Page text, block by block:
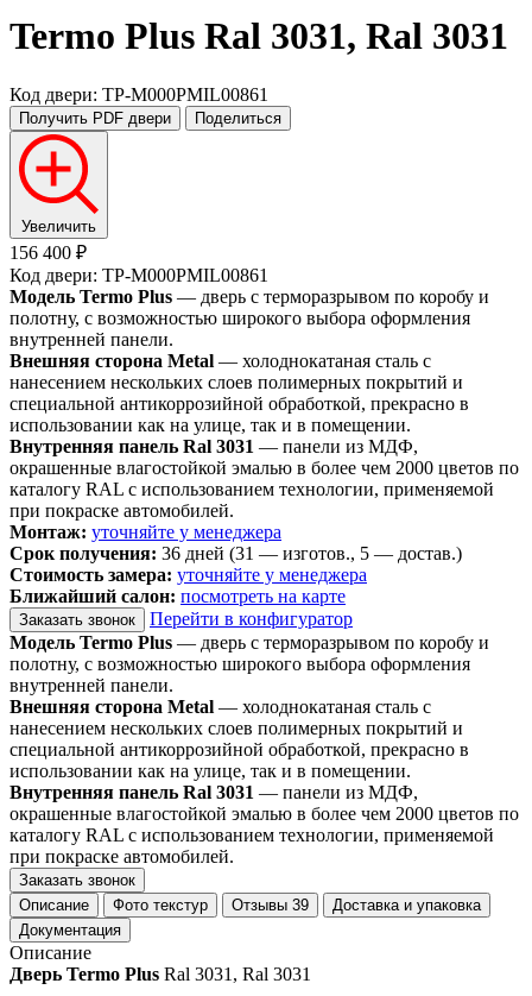
Termo Plus Ral 3031, Ral 3031
Код двери: TP-M000PMIL00861
Получить PDF двери Поделиться
Увеличить
156 400 ₽
Код двери: TP-M000PMIL00861
Модель Termo Plus — дверь с терморазрывом по коробу и
полотну, с возможностью широкого выбора оформления
внутренней панели.
Внешняя сторона Metal — холоднокатаная сталь с
нанесением нескольких слоев полимерных покрытий и
специальной антикоррозийной обработкой, прекрасно в
использовании как на улице, так и в помещении.
Внутренняя панель Ral 3031 — панели из МДФ,
окрашенные влагостойкой эмалью в более чем 2000 цветов по
каталогу RAL с использованием технологии, применяемой
при покраске автомобилей.
Монтаж: уточняйте у менеджера
Срок получения: 36 дней (31 — изготов., 5 — достав.)
Стоимость замера: уточняйте у менеджера
Ближайший салон: посмотреть на карте
Заказать звонок
Перейти в конфигуратор
Модель Termo Plus — дверь с терморазрывом по коробу и
полотну, с возможностью широкого выбора оформления
внутренней панели.
Внешняя сторона Metal — холоднокатаная сталь с
нанесением нескольких слоев полимерных покрытий и
специальной антикоррозийной обработкой, прекрасно в
использовании как на улице, так и в помещении.
Внутренняя панель Ral 3031 — панели из МДФ,
окрашенные влагостойкой эмалью в более чем 2000 цветов по
каталогу RAL с использованием технологии, применяемой
при покраске автомобилей.
Заказать звонок
Описание
Фото текстур Отзывы 39
Доставка и упаковка
Документация
Описание
Дверь Termo Plus Ral 3031, Ral 3031